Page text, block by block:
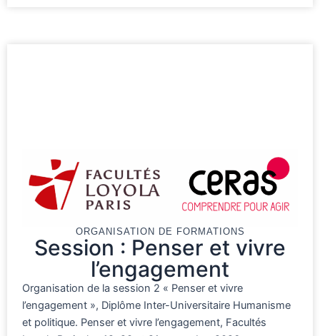
ORGANISATION DE FORMATIONS
Session : Penser et vivre
l’engagement
Organisation de la session 2 « Penser et vivre
l’engagement », Diplôme Inter-Universitaire Humanisme
et politique. Penser et vivre l’engagement, Facultés